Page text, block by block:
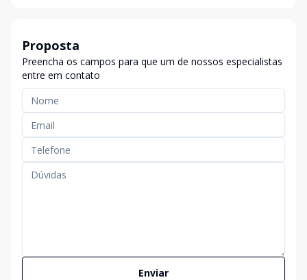
Proposta
Preencha os campos para que um de nossos especialistas
entre em contato
Enviar